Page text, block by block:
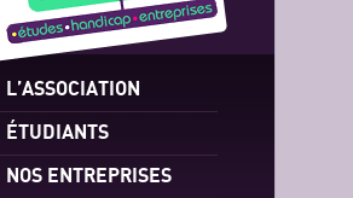
L’ASSOCIATION
ÉTUDIANTS
NOS ENTREPRISES